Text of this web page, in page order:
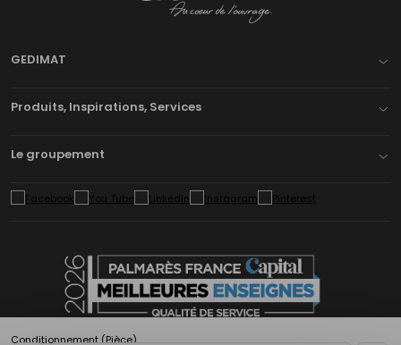
Conditionnement (Pièce)
GEDIMAT
Produits, Inspirations, Services
Le groupement